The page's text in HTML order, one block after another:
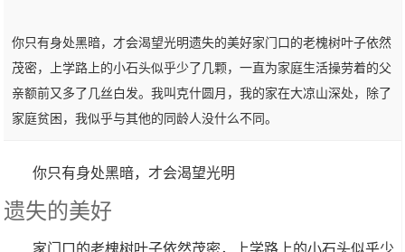
你只有身处黑暗，才会渴望光明遗失的美好家门口的老槐树叶子依然
茂密，上学路上的小石头似乎少了几颗，一直为家庭生活操劳着的父
亲额前又多了几丝白发。我叫克什圆月，我的家在大凉山深处，除了
家庭贫困，我似乎与其他的同龄人没什么不同。
你只有身处黑暗，才会渴望光明
遗失的美好
家门口的老槐树叶子依然茂密，上学路上的小石头似乎少